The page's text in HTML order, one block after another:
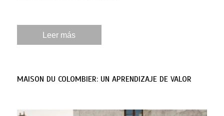
Leer más
MAISON DU COLOMBIER: UN APRENDIZAJE DE VALOR
Por: Juver Aliaga